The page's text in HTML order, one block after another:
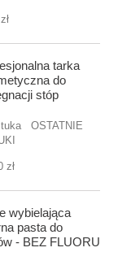
tarka
do
stóp
OSTATNIE
zł
wybielająca
pasta do
- BEZ FLUORU